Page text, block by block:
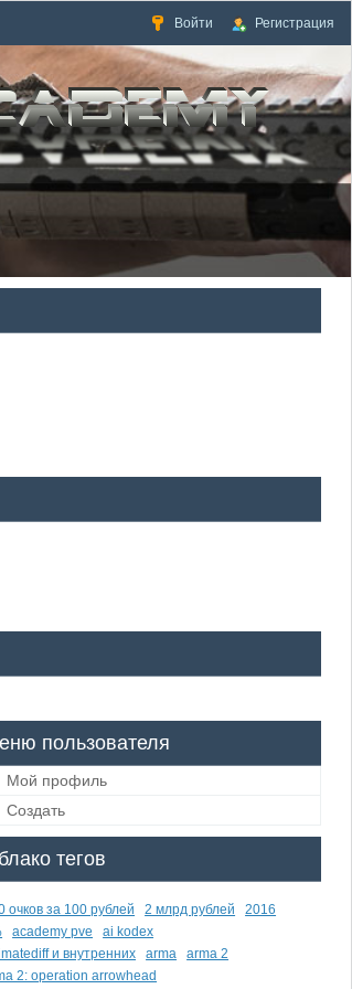
Войти Регистрация
пользователя
Мой профиль
Создать
тегов
очков за 100 рублей 2 млрд рублей
2016
academy pve
ai kodex
и внутренних
arma
arma 2
2: operation arrowhead